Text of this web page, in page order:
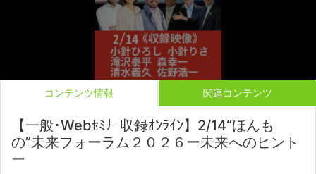
コンテンツ情報 関連コンテンツ
【一般･Webｾﾐﾅｰ収録ｵﾝﾗｲﾝ】2/14“ほんも
の”未来フォーラム２０２６ー未来へのヒント
ー